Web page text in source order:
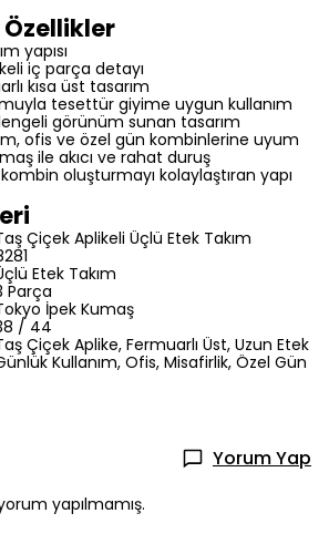
Özellikler
yapısı
iç parça detayı
kısa üst tasarım
tesettür giyime uygun kullanım
görünüm sunan tasarım
ofis ve özel gün kombinlerine uyum
ile akıcı ve rahat duruş
oluşturmayı kolaylaştıran yapı
Çiçek Aplikeli Üçlü Etek Takım
Etek Takım
Parça
İpek Kumaş
/ 44
Çiçek Aplike, Fermuarlı Üst, Uzun Etek
Kullanım, Ofis, Misafirlik, Özel Gün
Yorum Yap
yapılmamış.